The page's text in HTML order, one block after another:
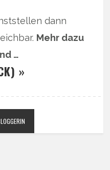
dann
Mehr dazu
…
»